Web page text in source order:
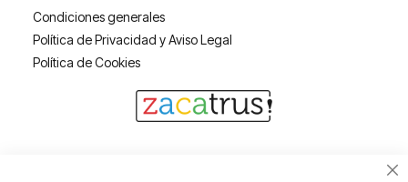
Condiciones generales
Política de Privacidad y Aviso Legal
Política de Cookies